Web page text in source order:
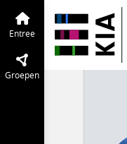
Entree
Groepen